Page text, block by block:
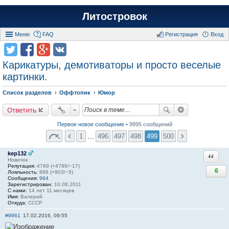
Литостровок
Меню FAQ Вход
Регистрация
Карикатуры, демотиваторы и просто веселые
картинки.
Список разделов Оффтопик Юмор
Ответить
Первое новое сообщение• 9995 сообщений
1 496 497 498 499 500
kep132
Новичок
Репутация: 4769 (+4786/−17)
Лояльность: 898 (+903/−5)
Сообщения: 964
Зарегистрирован: 10.08.2011
С нами: 14 лет 11 месяцев
Имя: Валерий
Откуда: СССР
6
#9961 17.02.2016, 09:55